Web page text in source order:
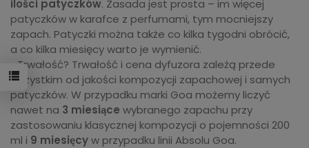
ilości patyczków. Zasada jest prosta – im więcej
patyczków w karafce z perfumami, tym mocniejszy
zapach. Patyczki można także co kilka tygodni obrócić,
a co kilka miesięcy warto je wymienić.
• Trwałość? Trwałość i cena dyfuzora zależą przede
wszystkim od jakości kompozycji zapachowej i samych
patyczków. W przypadku marki Goa możemy liczyć
nawet na 3 miesiące wybranego zapachu przy
zastosowaniu klasycznej kompozycji o pojemności 200
ml i 9 miesięcyw przypadku linii Absolu Goa.